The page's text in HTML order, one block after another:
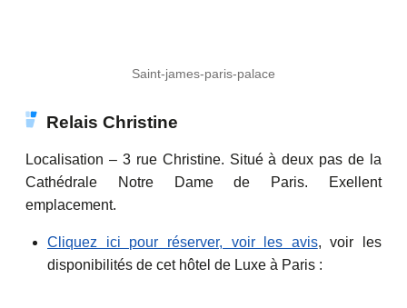
Saint-james-paris-palace
Relais Christine
Localisation – 3 rue Christine. Situé à deux pas de la
Cathédrale Notre Dame de Paris. Exellent
emplacement.
Cliquez ici pour réserver, voir les avis, voir les
disponibilités de cet hôtel de Luxe à Paris :